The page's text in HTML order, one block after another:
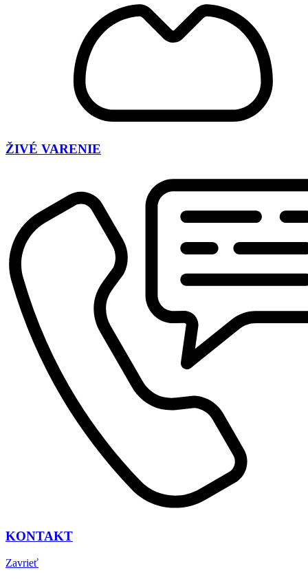
ŽIVÉ VARENIE
KONTAKT
Zavrieť